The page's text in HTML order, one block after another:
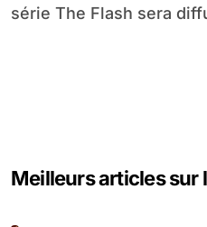
série The Flash sera
Meilleurs articles sur